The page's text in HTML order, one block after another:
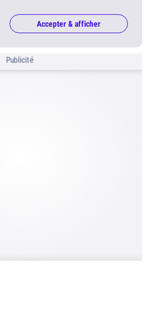
Accepter & afficher
Publicité